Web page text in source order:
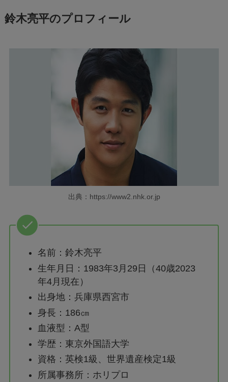
鈴木亮平のプロフィール
出典：https://www2.nhk.or.jp
名前：鈴木亮平
生年月日：1983年3月29日（40歳2023
年4月現在）
出身地：兵庫県西宮市
身長：186㎝
血液型：A型
学歴：東京外国語大学
資格：英検1級、世界遺産検定1級
所属事務所：ホリプロ